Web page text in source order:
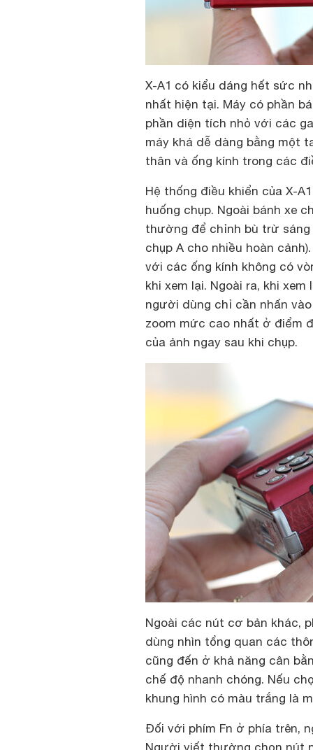
X-A1 có kiểu dáng hết sức
nhất hiện tại. Máy có phần
phần diện tích nhỏ với các
máy khá dễ dàng bằng một
thân và ống kính trong các
Hệ thống điều khiển của X-
huống chụp. Ngoài bánh xe
thường để chỉnh bù trừ
chụp A cho nhiều hoàn
với các ống kính không có
khi xem lại. Ngoài ra, khi
người dùng chỉ cần nhấn
zoom mức cao nhất ở điểm
của ảnh ngay sau khi chụp.
Ngoài các nút cơ bản khác,
dùng nhìn tổng quan các
cũng đến ở khả năng cân
chế độ nhanh chóng. Nếu
khung hình có màu trắng là
Đối với phím Fn ở phía trên,
Người viết thường chọn nút